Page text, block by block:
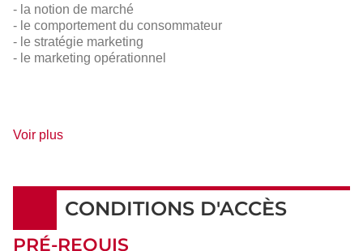
- la notion de marché
- le comportement du consommateur
- le stratégie marketing
- le marketing opérationnel
Voir plusde
CONDITIONS D'ACCÈS
PRÉ-REQUIS